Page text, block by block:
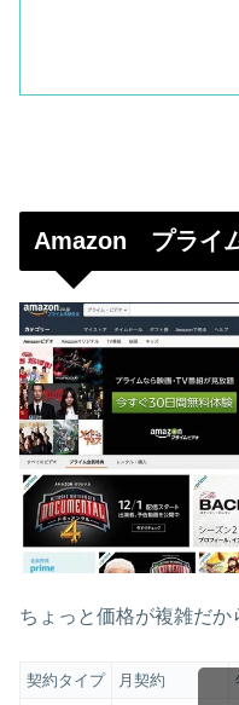
Amazon プライ
ちょっと価格が複雑だか
契約タイプ 月契約